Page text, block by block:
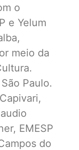
o
e Yelum
meio da
Paulo.
EMESP
do